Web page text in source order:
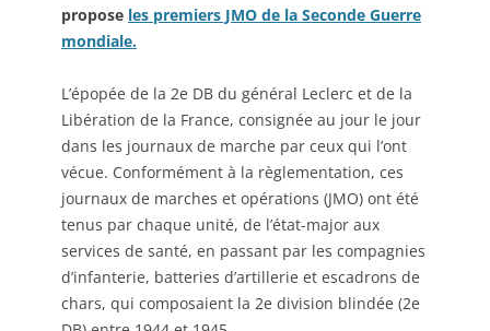
propose les premiers JMO de la Seconde Guerre
mondiale.
L’épopée de la 2e DB du général Leclerc et de la
Libération de la France, consignée au jour le jour
dans les journaux de marche par ceux qui l’ont
vécue. Conformément à la règlementation, ces
journaux de marches et opérations (JMO) ont été
tenus par chaque unité, de l’état-major aux
services de santé, en passant par les compagnies
d’infanterie, batteries d’artillerie et escadrons de
chars, qui composaient la 2e division blindée (2e